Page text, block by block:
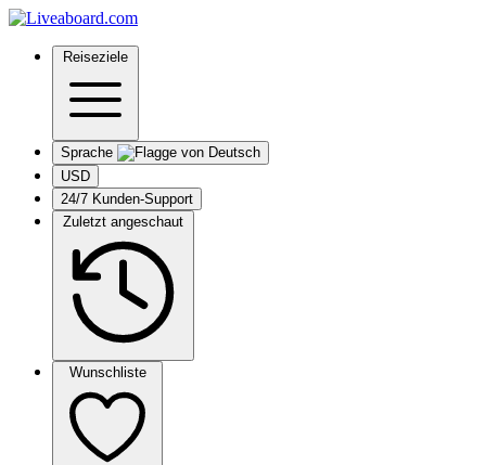
Reiseziele
Sprache
USD
24/7 Kunden-Support
Zuletzt angeschaut
Wunschliste